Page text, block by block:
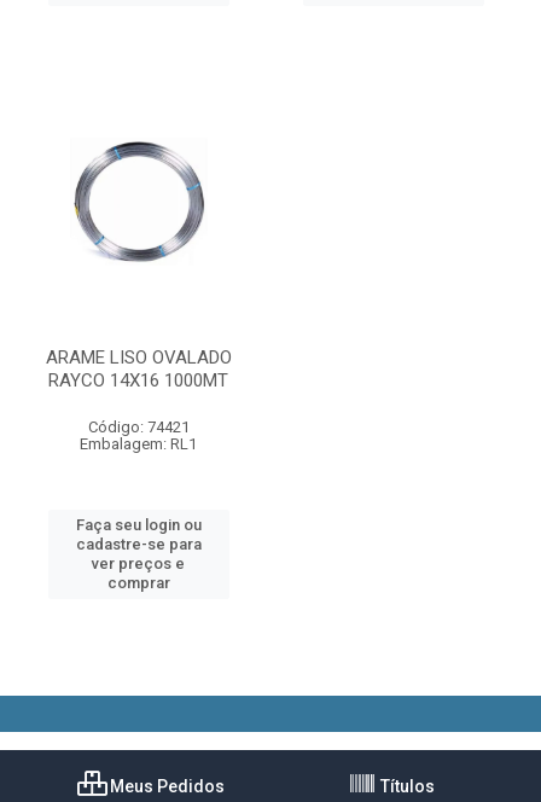
ARAME LISO OVALADO
RAYCO 14X16 1000MT
Código: 74421
Embalagem: RL1
Faça seu login ou
cadastre-se para
ver preços e
comprar
Meus Pedidos Títulos